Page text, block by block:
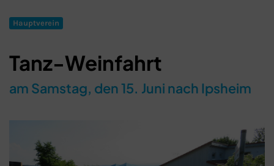
Hauptverein
Tanz-Weinfahrt
am Samstag, den 15. Juni nach Ipsheim